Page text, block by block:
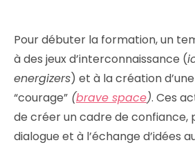
Pour débuter la formation, un
à des jeux d’interconnaissance (
energizers) et à la création
“courage” (brave space). Ces
de créer un cadre de confiance,
dialogue et à l’échange d’idées